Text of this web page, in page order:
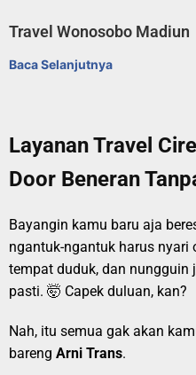
Travel Wonosobo Madiun
Baca Selanjutnya
Layanan Travel
Door Beneran
Bayangin kamu baru aja
ngantuk-ngantuk harus nyari
tempat duduk, dan nungguin
pasti. 🤯 Capek duluan, kan?
Nah, itu semua gak akan
bareng Arni Trans.